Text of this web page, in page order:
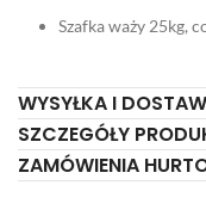
Szafka waży 25kg,
WYSYŁKA I
SZCZEGÓŁY
ZAMÓWIENIA